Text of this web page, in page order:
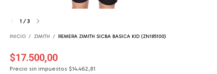
1 /3
INICIO / ZIMITH / REMERA ZIMITH SICBA BASICA KID (ZN185100)
$17.500,00
Precio sin impuestos $14.462,81